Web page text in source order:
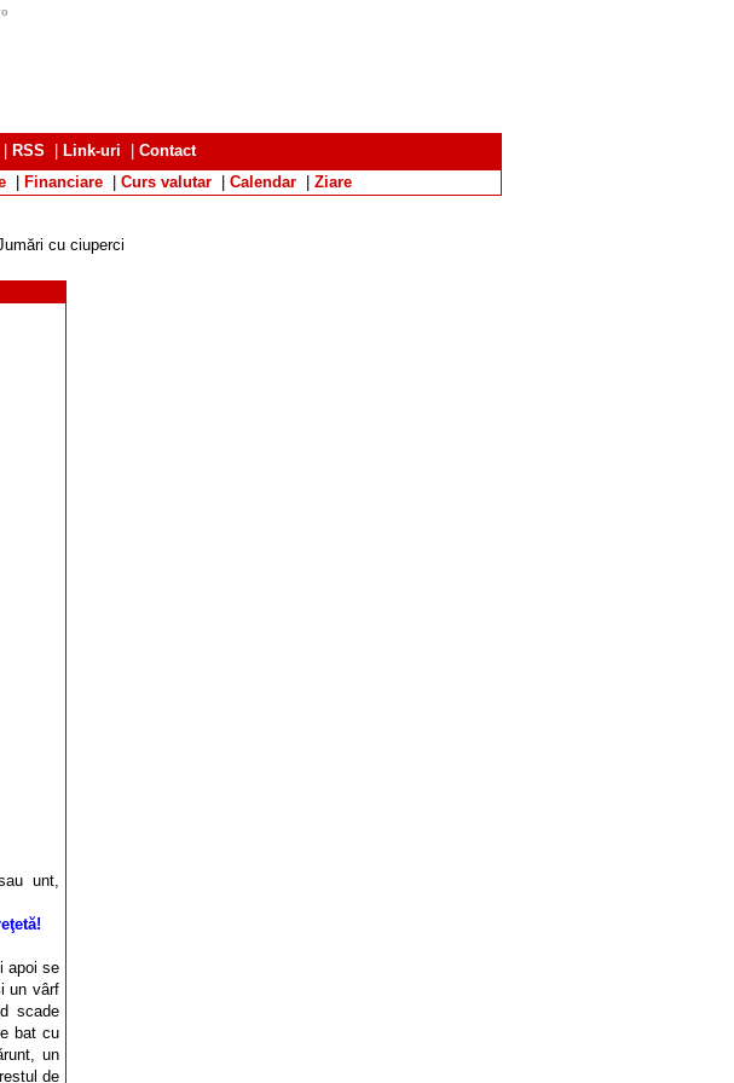
RSS Link-uri
Contact
Financiare Curs valutar Calendar Ziare
cu ciuperci
unt,
apoi se
un vârf
scade
bat cu
un
de